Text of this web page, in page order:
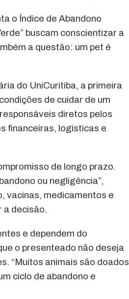
o Índice de Abandono
buscam conscientizar a
a questão: um pet é
do UniCuritiba, a primeira
de cuidar de um
diretos pelos
financeiras, logísticas e
de longo prazo.
ou negligência”,
vacinas, medicamentos e
a decisão.
e dependem do
o presenteado não deseja
“Muitos animais são doados
ciclo de abandono e